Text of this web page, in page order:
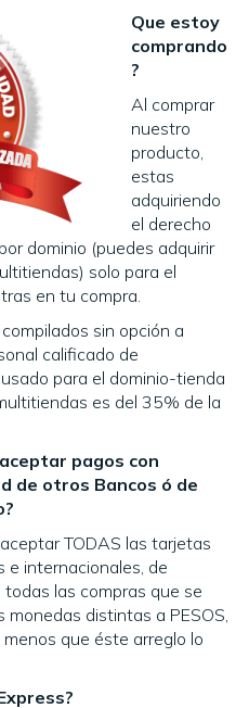
Que estoy
comprando
?
Al comprar
nuestro
producto,
estas
adquiriendo
el derecho
dominio (puedes adquirir
solo para el
en tu compra.
sin opción a
calificado de
para el dominio-tienda
es del 35% de la
pagos con
de otros Bancos ó de
TODAS las tarjetas
e internacionales, de
las compras que se
distintas a PESOS,
que éste arreglo lo